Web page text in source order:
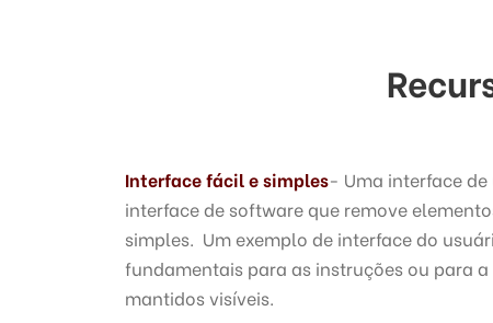
Interface fácil e simples- Uma interface
interface de software que remove
simples. Um exemplo de interface do
fundamentais para as instruções ou para
mantidos visíveis.